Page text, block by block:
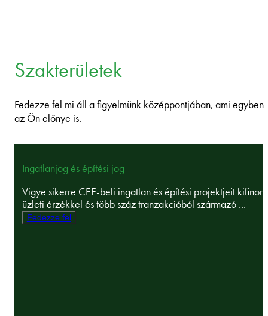
Szakterületek
Fedezze fel mi áll a figyelmünk középpontjában, ami egyben
az Ön előnye is.
Ingatlanjog és építési jog
Vigye sikerre CEE-beli ingatlan és építési projektjeit
üzleti érzékkel és több száz tranzakcióból származó ...
Fedezze fel